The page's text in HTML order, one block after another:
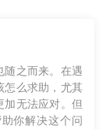
随之而来。在遇
怎么求助，尤其
加无法应对。但
你解决这个问